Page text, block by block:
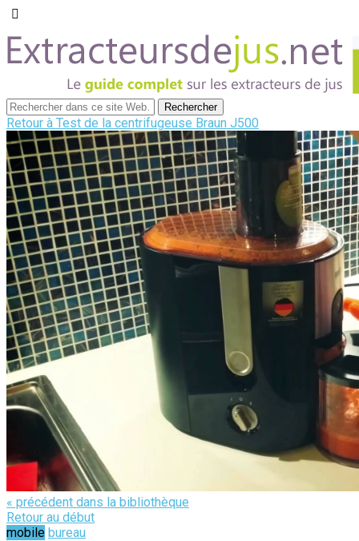
Retour à Test de la centrifugeuse Braun J500
« précédent dans la bibliothèque
Retour au début
mobile bureau